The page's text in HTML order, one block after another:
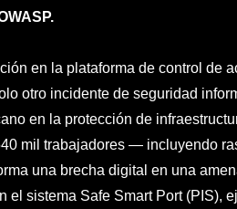
en la plataforma de control de
otro incidente de seguridad
en la protección de
mil trabajadores — incluyendo
una brecha digital en una
el sistema Safe Smart Port (PIS),